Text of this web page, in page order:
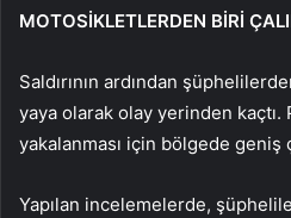
MOTOSİKLETLERDEN BİRİ
Saldırının ardından
yaya olarak olay yerinden
yakalanması için bölgede geniş
Yapılan incelemelerde,